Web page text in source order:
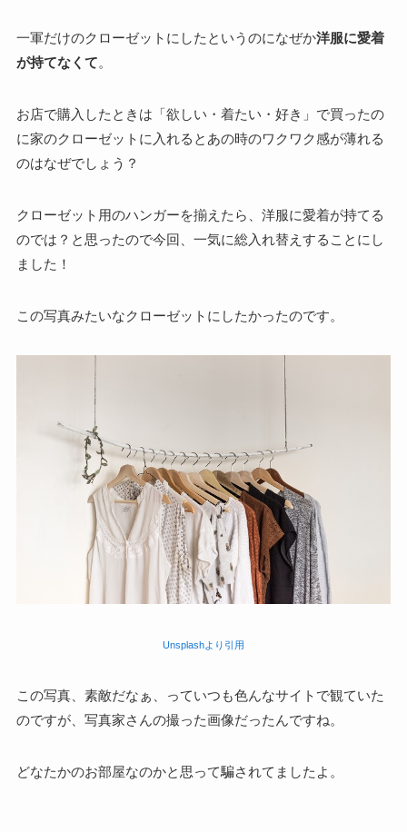
一軍だけのクローゼットにしたというのになぜか洋服に愛着
が持てなくて。
お店で購入したときは「欲しい・着たい・好き」で買ったの
に家のクローゼットに入れるとあの時のワクワク感が薄れる
のはなぜでしょう？
クローゼット用のハンガーを揃えたら、洋服に愛着が持てる
のでは？と思ったので今回、一気に総入れ替えすることにし
ました！
この写真みたいなクローゼットにしたかったのです。
Unsplashより引用
この写真、素敵だなぁ、っていつも色んなサイトで観ていた
のですが、写真家さんの撮った画像だったんですね。
どなたかのお部屋なのかと思って騙されてましたよ。